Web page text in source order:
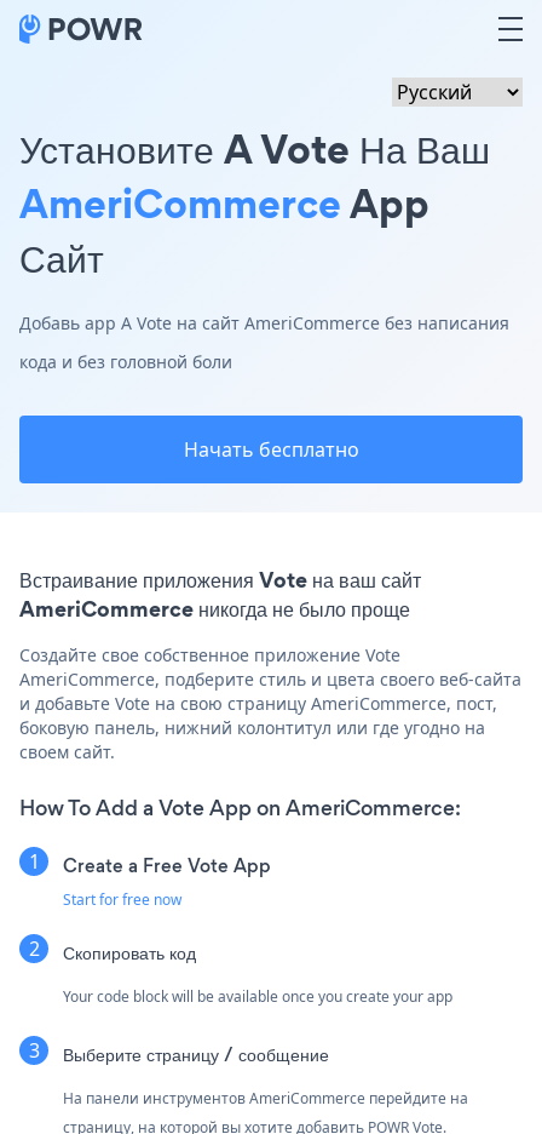
Установите A Vote На Ваш
AmeriCommerceApp
Сайт
Добавь app A Vote на сайт AmeriCommerce без написания
кода и без головной боли
Начать бесплатно
Встраивание приложения Vote на ваш сайт
AmeriCommerce никогда не было проще
Создайте свое собственное приложение Vote
AmeriCommerce, подберите стиль и цвета своего веб-сайта
и добавьте Vote на свою страницу AmeriCommerce, пост,
боковую панель, нижний колонтитул или где угодно на
своем сайт.
How To Add a Vote App on AmeriCommerce:
Create a Free Vote App
Start for free now
Скопировать код
Your code block will be available once you create your app
Выберите страницу / сообщение
На панели инструментов AmeriCommerce перейдите на
страницу, на которой вы хотите добавить POWR Vote.